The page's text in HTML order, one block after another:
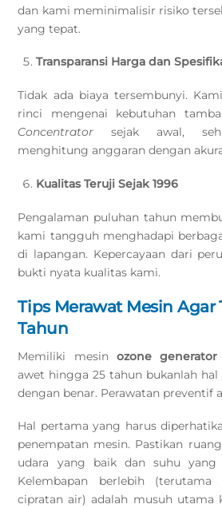
dan kami meminimalisir risiko
yang tepat.
Transparansi Harga dan
Tidak ada biaya tersembunyi.
rinci mengenai kebutuhan
Concentrator sejak awal,
menghitung anggaran dengan
Kualitas Teruji Sejak 1996
Pengalaman puluhan tahun
kami tangguh menghadapi
di lapangan. Kepercayaan dari
bukti nyata kualitas kami.
Tips Merawat Mesin
Tahun
Memiliki mesin ozone
awet hingga 25 tahun bukanlah
dengan benar. Perawatan preventif
Hal pertama yang harus
penempatan mesin. Pastikan
udara yang baik dan suhu yang
Kelembapan berlebih
cipratan air) adalah musuh utama